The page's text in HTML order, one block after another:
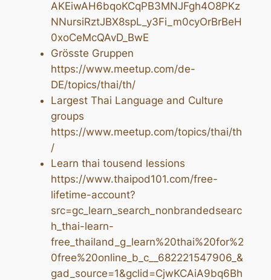
AKEiwAH6bqoKCqPB3MNJFgh4O8PKz
NNursiRztJBX8spL_y3Fi_m0cyOrBrBeH
0xoCeMcQAvD_BwE
Grösste Gruppen
https://www.meetup.com/de-
DE/topics/thai/th/
Largest Thai Language and Culture
groups
https://www.meetup.com/topics/thai/th
/
Learn thai tousend lessions
https://www.thaipod101.com/free-
lifetime-account?
src=gc_learn_search_nonbrandedsearc
h_thai-learn-
free_thailand_g_learn%20thai%20for%2
0free%20online_b_c__682221547906_&
gad_source=1&gclid=CjwKCAiA9bq6Bh